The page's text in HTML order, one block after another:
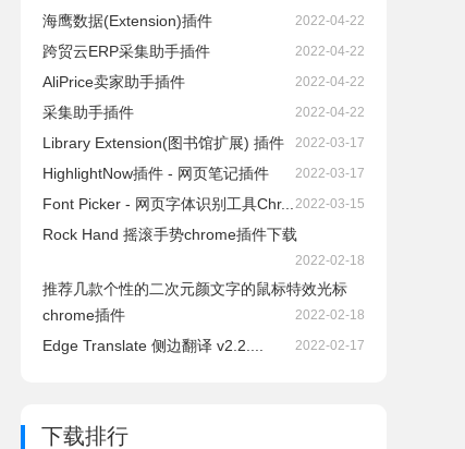
海鹰数据(Extension)插件 2022-04-22
跨贸云ERP采集助手插件 2022-04-22
AliPrice卖家助手插件 2022-04-22
采集助手插件 2022-04-22
Library Extension(图书馆扩展) 插件 2022-03-17
HighlightNow插件 - 网页笔记插件 2022-03-17
Font Picker - 网页字体识别工具Chr... 2022-03-15
Rock Hand 摇滚手势chrome插件下载
2022-02-18
推荐几款个性的二次元颜文字的鼠标特效光标
chrome插件
2022-02-18
Edge Translate 侧边翻译 v2.2.... 2022-02-17
下载排行